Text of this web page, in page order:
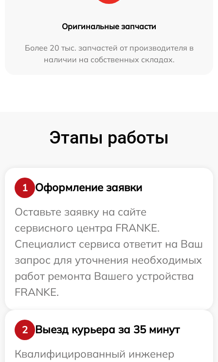
Оригинальные запчасти
Более 20 тыс. запчастей от производителя в
наличии на собственных складах.
Этапы работы
1
Оформление заявки
Оставьте заявку на сайте
сервисного центра FRANKE.
Специалист сервиса ответит на Ваш
запрос для уточнения необходимых
работ ремонта Вашего устройства
FRANKE.
2
Выезд курьера за 35 минут
Квалифицированный инженер